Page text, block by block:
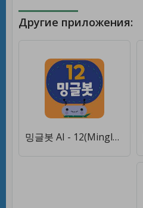
Другие приложения:
밍글봇 AI - 12(Minglebot AI-12) [Мод меню]